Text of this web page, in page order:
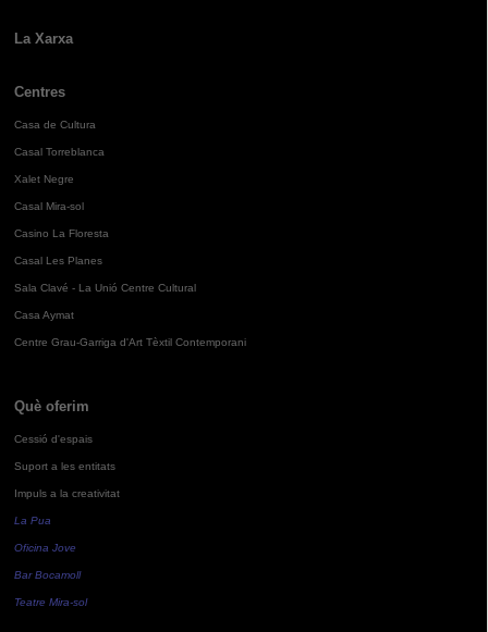
La Xarxa
Centres
Casa de Cultura
Casal Torreblanca
Xalet Negre
Casal Mira-sol
Casino La Floresta
Casal Les Planes
Sala Clavé - La Unió Centre Cultural
Casa Aymat
Centre Grau-Garriga d'Art Tèxtil Contemporani
Què oferim
Cessió d'espais
Suport a les entitats
Impuls a la creativitat
La Pua
Oficina Jove
Bar Bocamoll
Teatre Mira-sol